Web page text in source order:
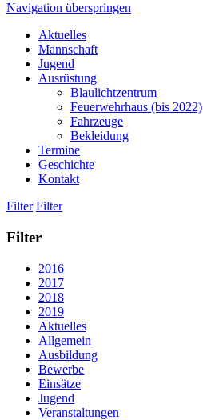
Navigation überspringen
Aktuelles
Mannschaft
Jugend
Ausrüstung
Blaulichtzentrum
Feuerwehrhaus (bis 2022)
Fahrzeuge
Bekleidung
Termine
Geschichte
Kontakt
Filter Filter
Filter
2016
2017
2018
2019
Aktuelles
Allgemein
Ausbildung
Bewerbe
Einsätze
Jugend
Veranstaltungen